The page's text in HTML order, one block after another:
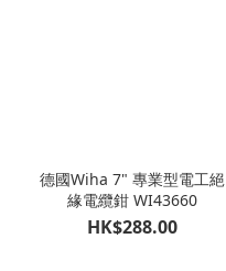
德國Wiha 7" 專業型電工絕
緣電纜鉗 WI43660
HK$288.00